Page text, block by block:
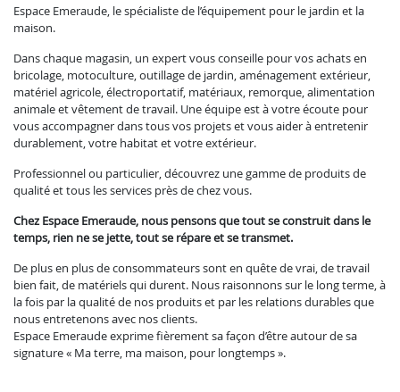
Espace Emeraude, le spécialiste de l’équipement pour le jardin et la
maison.
Dans chaque magasin, un expert vous conseille pour vos achats en
bricolage, motoculture, outillage de jardin, aménagement extérieur,
matériel agricole, électroportatif, matériaux, remorque, alimentation
animale et vêtement de travail. Une équipe est à votre écoute pour
vous accompagner dans tous vos projets et vous aider à entretenir
durablement, votre habitat et votre extérieur.
Professionnel ou particulier, découvrez une gamme de produits de
qualité et tous les services près de chez vous.
Chez Espace Emeraude, nous pensons que tout se construit dans le
temps, rien ne se jette, tout se répare et se transmet.
De plus en plus de consommateurs sont en quête de vrai, de travail
bien fait, de matériels qui durent. Nous raisonnons sur le long terme, à
la fois par la qualité de nos produits et par les relations durables que
nous entretenons avec nos clients.
Espace Emeraude exprime fièrement sa façon d’être autour de sa
signature « Ma terre, ma maison, pour longtemps ».